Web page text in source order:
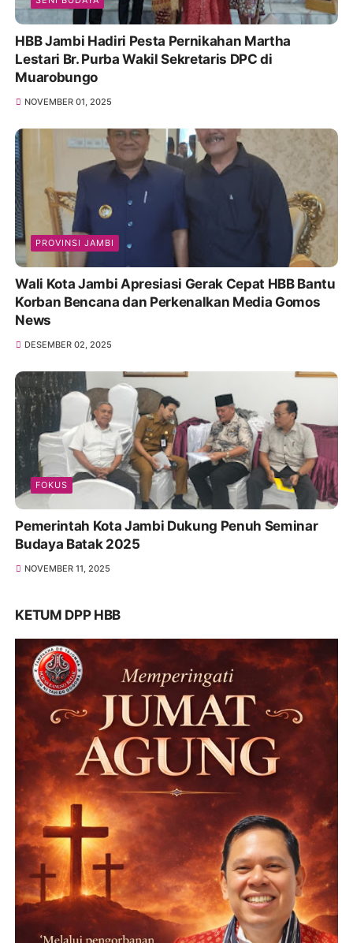
HBB Jambi Hadiri Pesta Pernikahan Martha
Lestari Br. Purba Wakil Sekretaris DPC di
Muarobungo
NOVEMBER 01, 2025
PROVINSI JAMBI
Wali Kota Jambi Apresiasi Gerak Cepat HBB Bantu
Korban Bencana dan Perkenalkan Media Gomos
News
DESEMBER 02, 2025
FOKUS
Pemerintah Kota Jambi Dukung Penuh Seminar
Budaya Batak 2025
NOVEMBER 11, 2025
KETUM DPP HBB